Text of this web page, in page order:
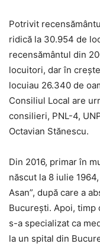
Potrivit
ridică la 30.954 de
recensământul din
locuitori, dar în
locuiau 26.340 de
Consiliul Local are
consilieri, PNL-4,
Octavian Stănescu.
Din 2016, primar în
născut la 8 iulie
Asan”, după care a
Bucureşti. Apoi, timp
s-a specializat ca
la un spital din